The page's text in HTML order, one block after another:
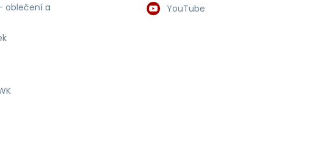
- oblečení a
YouTube